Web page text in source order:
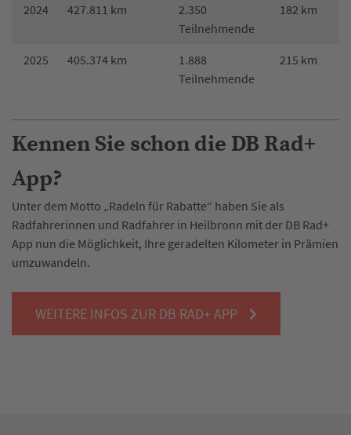
2024 427.811 km
2.350
Teilnehmende
182 km
2025 405.374 km
1.888
Teilnehmende
215 km
Kennen Sie schon die DB Rad+
App?
Unter dem Motto „Radeln für Rabatte“ haben Sie als
Radfahrerinnen und Radfahrer in Heilbronn mit der DB Rad+
App nun die Möglichkeit, Ihre geradelten Kilometer in Prämien
umzuwandeln.
WEITERE INFOS ZUR DB RAD+ APP